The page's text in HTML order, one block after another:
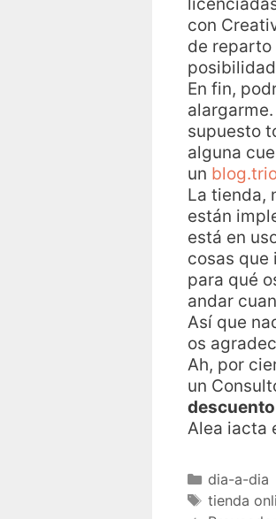
con
de reparto
En fin,
supuesto
alguna
un
La tienda,
están
está en
cosas que
para qué
andar
Así que
os
Ah, por
un
descuento
Alea iacta
dia-a-dia
tienda